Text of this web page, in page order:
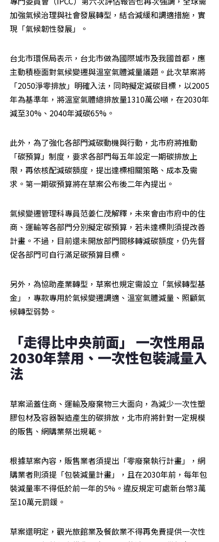
加強氣候治理與社會發展轉型，結合減緩和調適措施，實
現「氣候韌性發展」。
台北市環保局表示，台北市做為國際城市及我國首都，應
主動積極面對氣候變遷與溫室氣體減量議題。此次草案將
「2050淨零排放」明確入法，同時擬定減碳目標，以2005
年為基準年，將溫室氣體總排放量1310萬公噸，在2030年
減至30%、2040年減碳65%。
此外，為了強化各部門減碳動機與行動，北市府將推動
「碳預算」制度，要求各部門每五年設定一期碳排放上
限，再依核配減碳額度，提出達標相關策略、成本及需
求。第一期碳預算將在草案公布後二年內提出。
氣候變遷管理科專員范姜仁茂解釋，未來會由市府中的住
商、運輸等各部門分別擬定碳預算，若未達標則須提改善
計畫。不過，目前還未開放部門間移轉減碳額度，仍先督
促各部門可自行滿足碳預算目標。
另外，為協助產業轉型，草案也規定需設立「氣候轉型基
金」，專款專用於氣候變遷調適、溫室氣體減量、照顧氣
候轉型弱勢。
「走得比中央前面」 一次性用品
2030年禁用、一次性包裝減量入
法
草案涵蓋住商、運輸及廢棄物三大面向，為減少一次性塑
膠包材及容器製造產生的碳排放，北市府將針對一定規模
的販售、網購業祭出規範。
根據草案內容，販售業者須提出「零廢棄執行計畫」，網
購業者則須提「包裝減量計畫」，且在2030年前，每年包
裝減量率不得低於前一年的5%。違反規定可處新台幣3萬
至10萬元罰鍰。
草案還明定，觀光旅館業及餐飲業不得再免費提供一次性